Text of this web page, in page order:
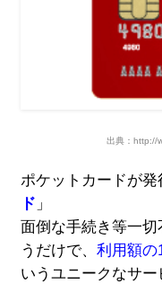
出典：http://
ポケットカードが発
ド 」
面倒な手続き等一
うだけで、 利用額の
いうユニークなサー